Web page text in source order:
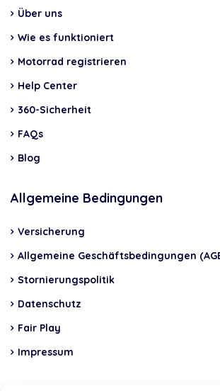
Über uns
Wie es funktioniert
Motorrad registrieren
Help Center
360-Sicherheit
FAQs
Blog
Allgemeine Bedingungen
Versicherung
Allgemeine Geschäftsbedingungen
Stornierungspolitik
Datenschutz
Fair Play
Impressum